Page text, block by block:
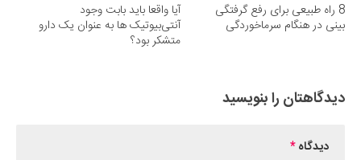
8 راه طبیعی برای رفع گرفتگی‌
بینی در هنگام سرماخوردگی
آیا واقعا باید بابت وجود
آنتی‌بیوتیک ها به عنوان یک دارو
متشکر بود؟
دیدگاهتان را بنویسید
دیدگاه*